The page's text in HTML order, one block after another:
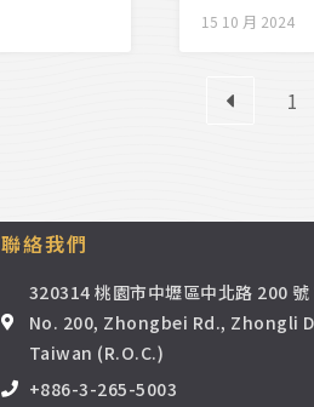
15 10 月 2024
1
聯絡我們
320314 桃園市中壢區中北路 200
No. 200, Zhongbei Rd., Zhongli
Taiwan (R.O.C.)
+886-3-265-5003